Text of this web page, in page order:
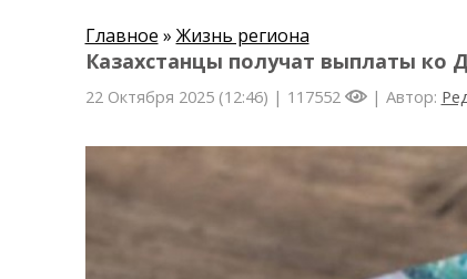
Главное » Жизнь региона
Казахстанцы получат выплаты ко
22 Октября 2025 (12:46) | 117552 | Автор: